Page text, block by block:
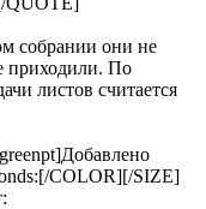
собрании они не
приходили. По
листов считается
COLOR][/SIZE]